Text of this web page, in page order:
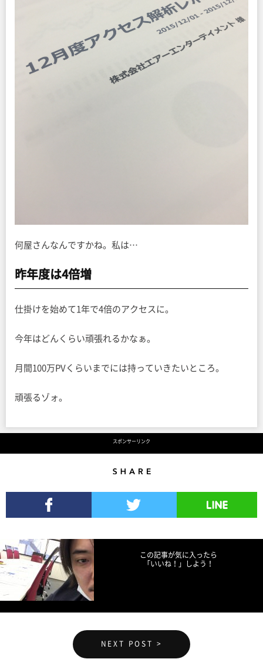
何屋さんなんですかね。私は…
昨年度は4倍増
仕掛けを始めて1年で4倍のアクセスに。
今年はどんくらい頑張れるかなぁ。
月間100万PVくらいまでには持っていきたいところ。
頑張るゾォ。
スポンサーリンク
この記事が気に入ったら
「いいね！」しよう！
NEXT POST >